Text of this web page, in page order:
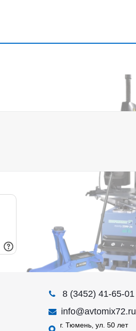
8 (3452) 41-65-01
info@avtomix72.ru
г. Тюмень, ул. 50 лет